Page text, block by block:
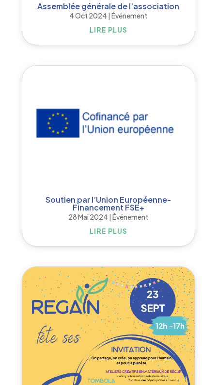
Assemblée générale de l’association
4 Oct 2024 |Événement
LIRE PLUS
Soutien par l’Union Européenne-
Financement FSE+
28 Mai 2024 |Événement
LIRE PLUS